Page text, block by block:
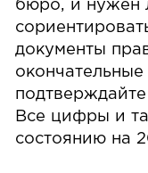
бюро, и нужен
документы
Все цифры и
состоянию на